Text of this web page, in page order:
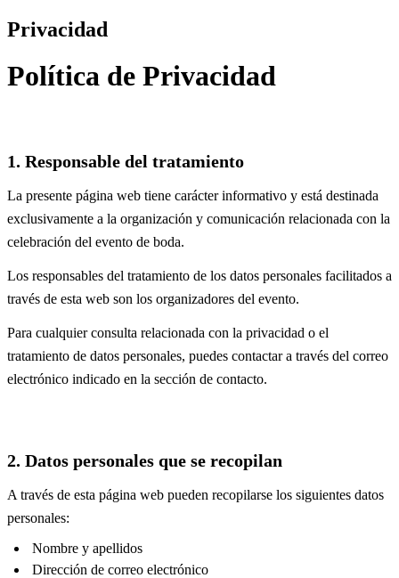
Privacidad
Política de Privacidad
1. Responsable del tratamiento
La presente página web tiene carácter informativo y está destinada
exclusivamente a la organización y comunicación relacionada con la
celebración del evento de boda.
Los responsables del tratamiento de los datos personales facilitados a
través de esta web son los organizadores del evento.
Para cualquier consulta relacionada con la privacidad o el
tratamiento de datos personales, puedes contactar a través del correo
electrónico indicado en la sección de contacto.
2. Datos personales que se recopilan
A través de esta página web pueden recopilarse los siguientes datos
personales:
Nombre y apellidos
Dirección de correo electrónico